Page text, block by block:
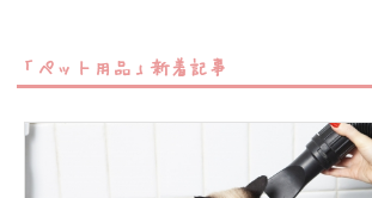
「ペット用品」新着記事